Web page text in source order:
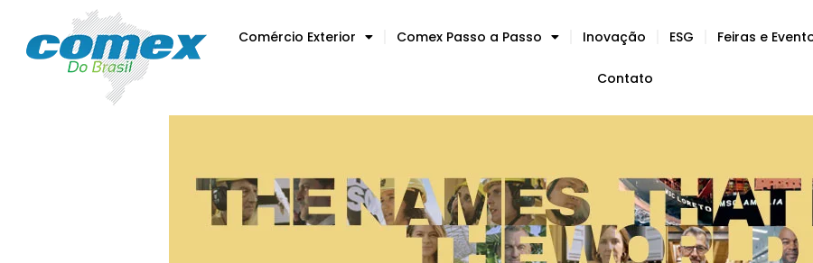
Comércio Exterior Comex Passo a Passo Inovação ESG Feiras e
Contato